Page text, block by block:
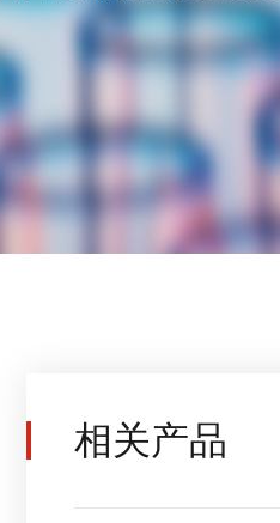
相关产品